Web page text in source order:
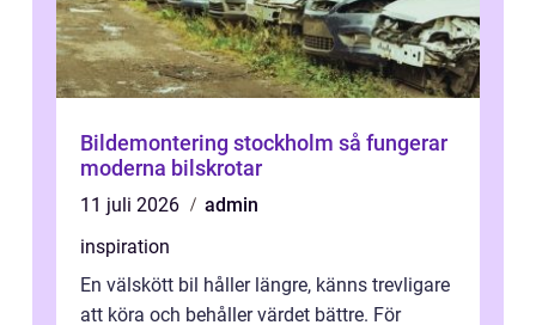
Bildemontering stockholm så fungerar
moderna bilskrotar
11 juli 2026
admin
inspiration
En välskött bil håller längre, känns trevligare
att köra och behåller värdet bättre. För